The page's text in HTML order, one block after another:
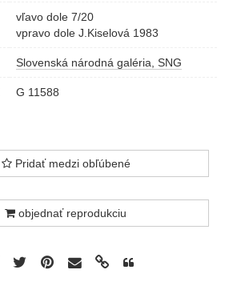
vľavo dole 7/20
vpravo dole J.Kiselová 1983
Slovenská národná galéria, SNG
G 11588
Pridať medzi obľúbené
objednať reprodukciu